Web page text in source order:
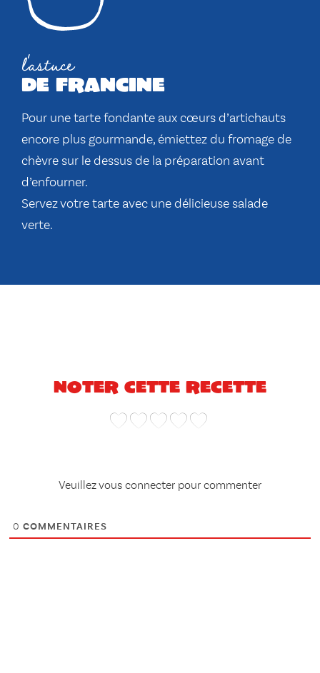
l'astuce
de francine
Pour une tarte fondante aux cœurs d’artichauts
encore plus gourmande, émiettez du fromage de
chèvre sur le dessus de la préparation avant
d’enfourner.
Servez votre tarte avec une délicieuse salade
verte.
Noter cette recette
Veuillez vous connecter pour commenter
0 COMMENTAIRES